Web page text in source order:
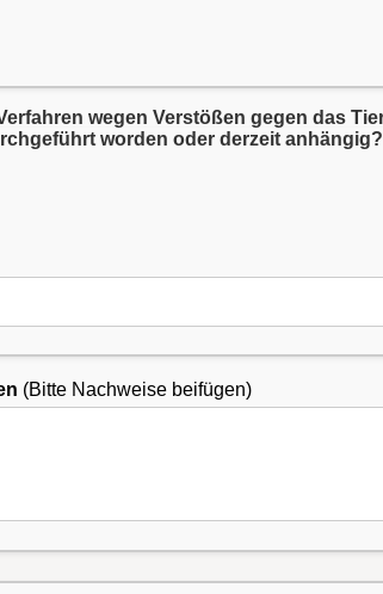
Landesstraf- und Verordnungsgesetz durchgeführt worden oder derzeit anhängig?
(Bitte Nachweise beifügen)